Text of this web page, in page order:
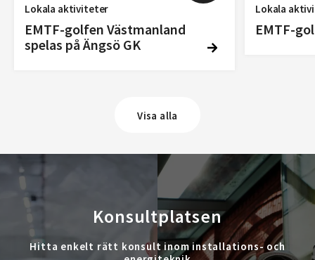
Lokala aktiviteter
EMTF-golfen Västmanland
spelas på Ängsö GK
Lokala
EMTF-
Visa alla
Konsultplatsen
Hitta enkelt rätt konsult inom installations- och